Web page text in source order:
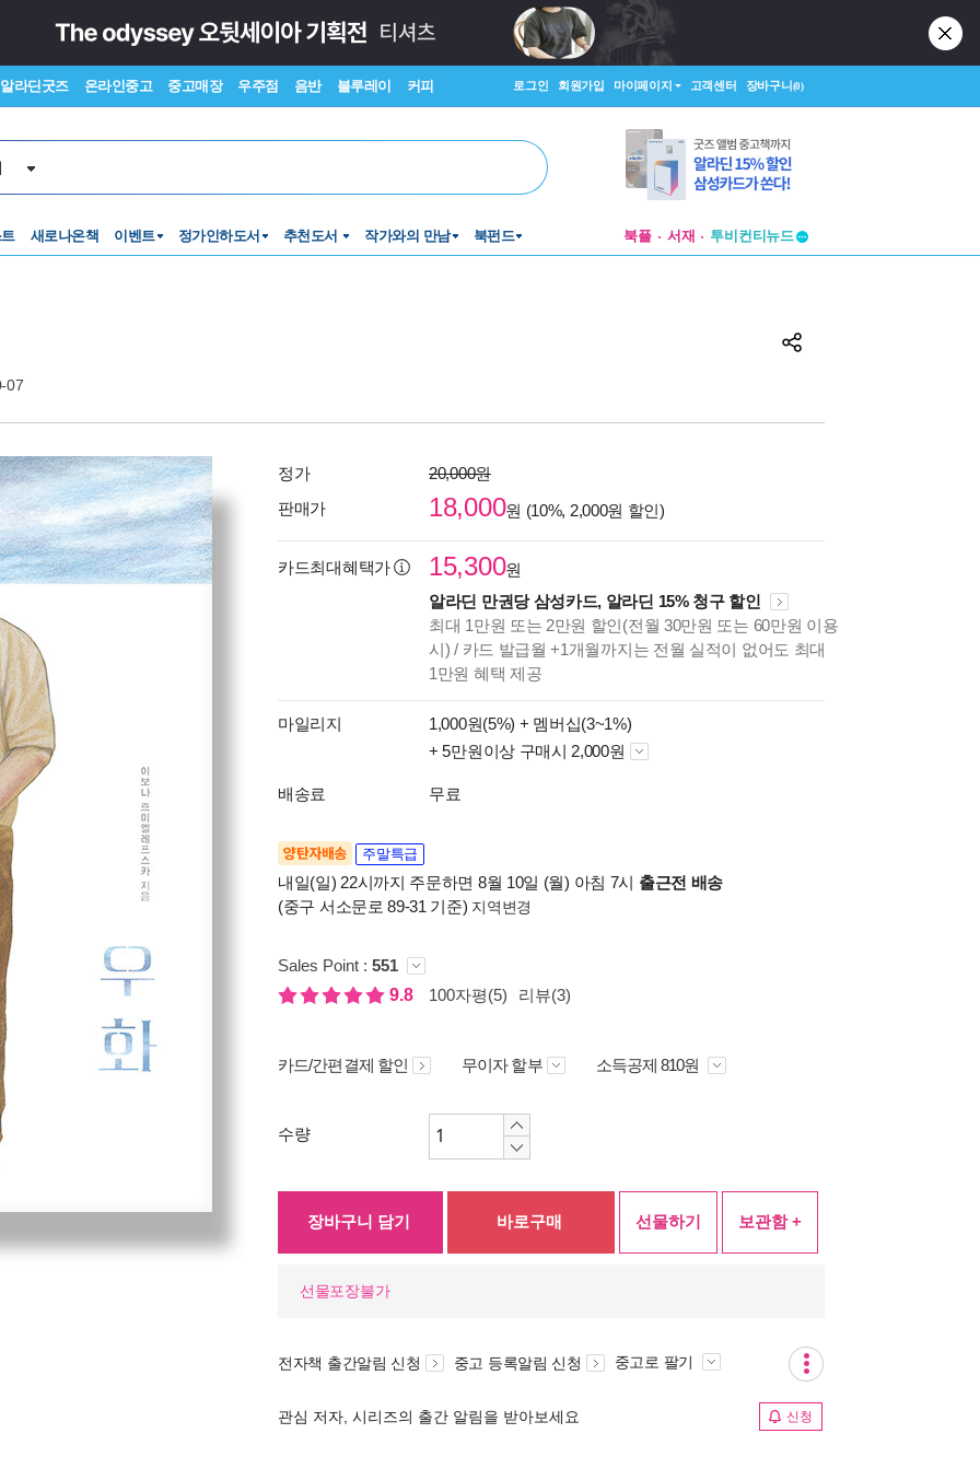
알라딘굿즈 온라인중고 중고매장 우주점 음반 블루레이 커피 로그인 회원가입 마이페이지 고객센터 장바구니(0)
새로나온책 이벤트 정가인하도서 추천도서 작가와의 만남 북펀드 북플 서재
투비컨티뉴드
07
정가
20,000원
판매가
18,000원 (10%, 2,000원 할인)
카드최대혜택가 15,300원
알라딘 만권당 삼성카드, 알라딘 15% 청구 할인
최대 1만원 또는 2만원 할인(전월 30만원 또는 60만원 이용
시) / 카드 발급월 +1개월까지는 전월 실적이 없어도 최대
1만원 혜택 제공
마일리지 1,000원(5%) + 멤버십(3~1%)
+ 5만원이상 구매시 2,000원
배송료 무료
양탄자배송 주말특급
내일(일) 22시까지 주문하면 8월 10일 (월) 아침 7시 출근전 배송
(중구 서소문로 89-31 기준) 지역변경
Sales Point : 551
9.8
100자평(5) 리뷰(3)
카드/간편결제 할인 무이자 할부 소득공제 810원
수량
장바구니 담기 바로구매 선물하기 보관함 +
선물포장불가
전자책 출간알림 신청 중고 등록알림 신청 중고로 팔기
관심 저자, 시리즈의 출간 알림을 받아보세요 신청